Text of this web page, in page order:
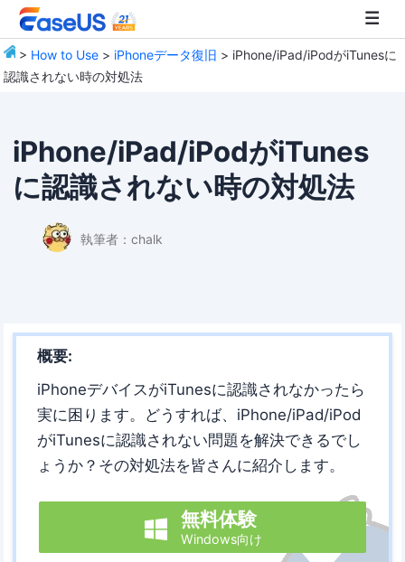
> How to Use > iPhoneデータ復旧 > iPhone/iPad/iPodがiTunesに
認識されない時の対処法
iPhone/iPad/iPodがiTunes
に認識されない時の対処法
執筆者： chalk
概要:
iPhoneデバイスがiTunesに認識されなかったら
実に困ります。どうすれば、iPhone/iPad/iPod
がiTunesに認識されない問題を解決できるでし
ょうか？その対処法を皆さんに紹介します。
 無料体験
Windows向け